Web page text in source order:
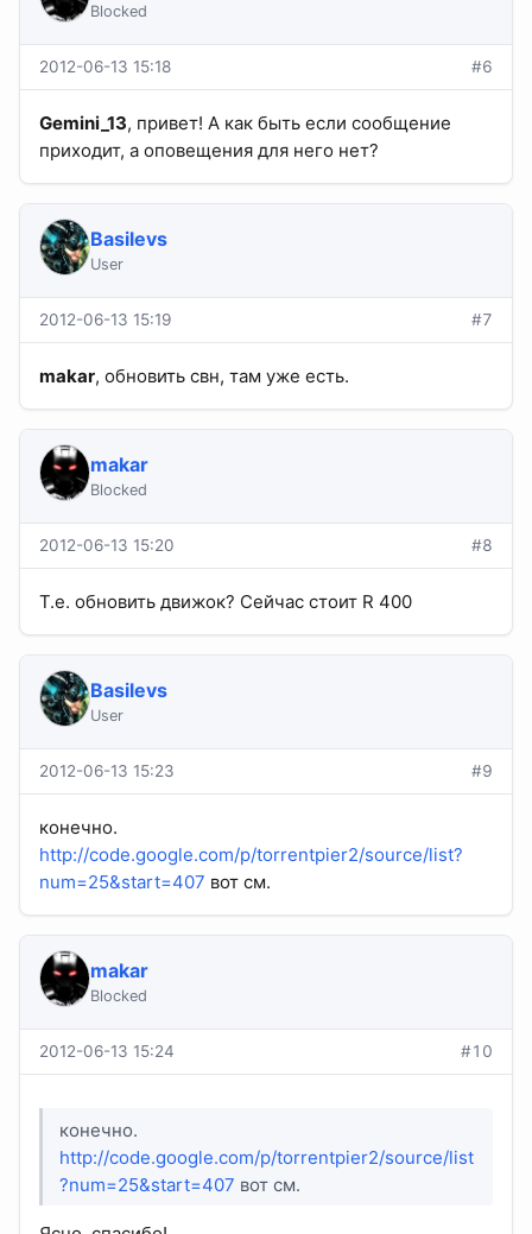
Blocked
2012-06-13 15:18 #6
Gemini_13, привет! А как быть если сообщение
приходит, а оповещения для него нет?
Basilevs
User
2012-06-13 15:19 #7
makar, обновить свн, там уже есть.
makar
Blocked
2012-06-13 15:20 #8
Т.е. обновить движок? Сейчас стоит R 400
Basilevs
User
2012-06-13 15:23 #9
конечно.
http://code.google.com/p/torrentpier2/source/list?
num=25&start=407 вот см.
makar
Blocked
2012-06-13 15:24 #10
конечно.
http://code.google.com/p/torrentpier2/source/list
?num=25&start=407 вот см.